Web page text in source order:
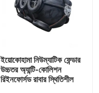
ইয়োকোহামা নিউম্যাটিক ফেন্ডার
উচ্চতর অ্যান্টি-কোলিশন
রিইনফোর্সড রাবার স্থিতিশীল